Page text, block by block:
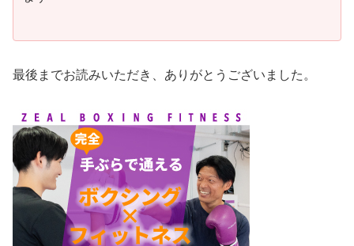
最後までお読みいただき、ありがとうございました。